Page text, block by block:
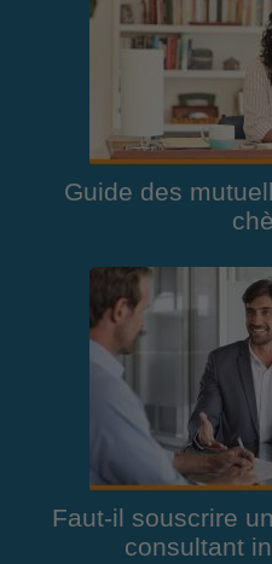
Guide des
Faut-il souscrire
consultant